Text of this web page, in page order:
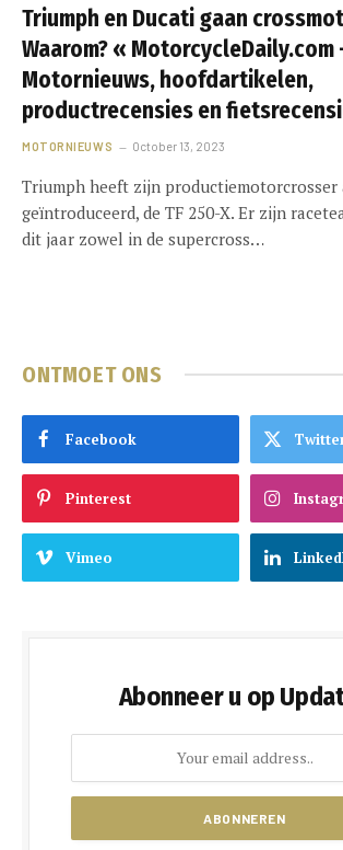
Triumph en Ducati gaan
Waarom? « MotorcycleDaily.com
Motornieuws, hoofdartikelen,
productrecensies en
MOTORNIEUWS October 13, 2023
Triumph heeft zijn productiemotorcrosser
geïntroduceerd, de TF 250-X. Er zijn
dit jaar zowel in de supercross…
ONTMOET ONS
Facebook
Pinterest
Vimeo
Abonneer u op